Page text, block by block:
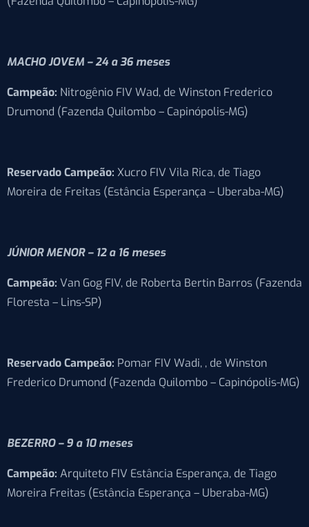
MACHO JOVEM – 24 a 36 meses
Campeão: Nitrogênio FIV Wad, de Winston Frederico
Drumond (Fazenda Quilombo – Capinópolis-MG)
Reservado Campeão: Xucro FIV Vila Rica, de Tiago
Moreira de Freitas (Estância Esperança – Uberaba-MG)
JÚNIOR MENOR – 12 a 16 meses
Campeão: Van Gog FIV, de Roberta Bertin Barros (Fazenda
Floresta – Lins-SP)
Reservado Campeão: Pomar FIV Wadi, , de Winston
Frederico Drumond (Fazenda Quilombo – Capinópolis-MG)
BEZERRO – 9 a 10 meses
Campeão: Arquiteto FIV Estância Esperança, de Tiago
Moreira Freitas (Estância Esperança – Uberaba-MG)